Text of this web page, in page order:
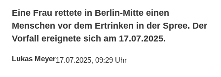
Eine Frau rettete in Berlin-Mitte einen
Menschen vor dem Ertrinken in der Spree. Der
Vorfall ereignete sich am 17.07.2025.
Lukas Meyer17.07.2025, 09:29 Uhr